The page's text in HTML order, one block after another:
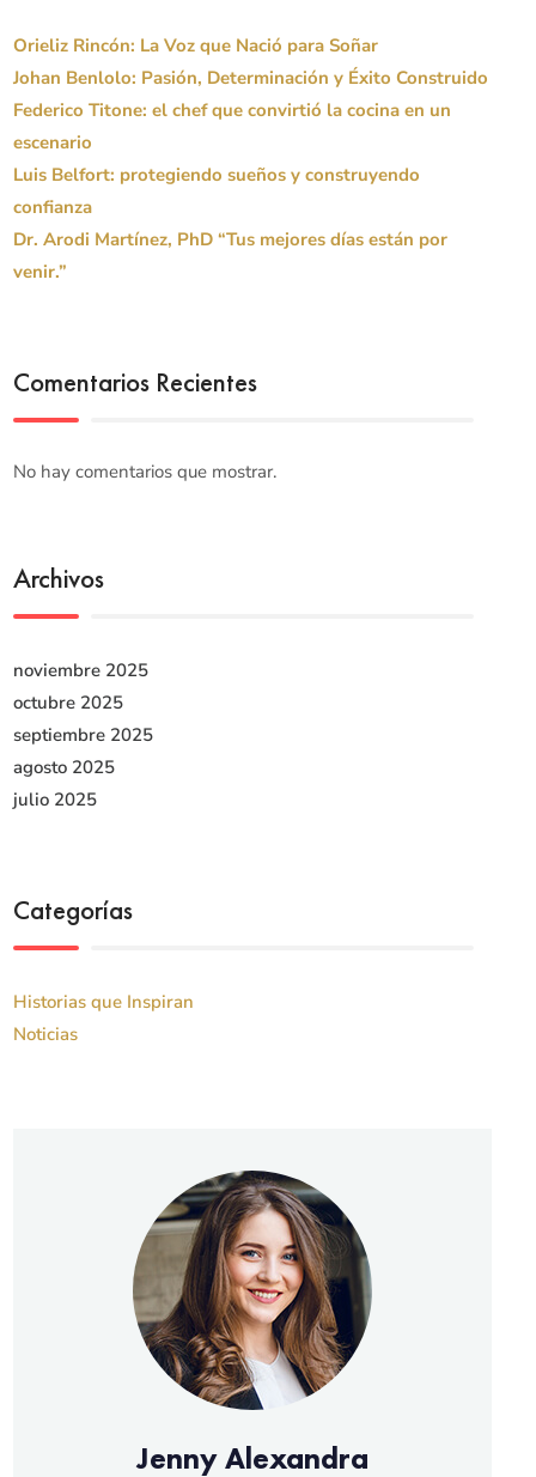
Orieliz Rincón: La Voz que Nació para Soñar
Johan Benlolo: Pasión, Determinación y Éxito Construido
Federico Titone: el chef que convirtió la cocina en un
escenario
Luis Belfort: protegiendo sueños y construyendo
confianza
Dr. Arodi Martínez, PhD “Tus mejores días están por
venir.”
Comentarios Recientes
No hay comentarios que mostrar.
Archivos
noviembre 2025
octubre 2025
septiembre 2025
agosto 2025
julio 2025
Categorías
Historias que Inspiran
Noticias
Jenny Alexandra